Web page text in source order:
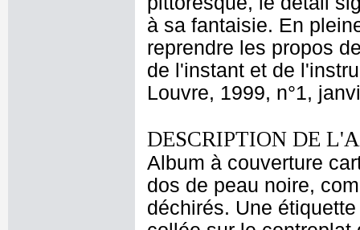
à sa fantaisie. En
reprendre les propos
de l'instant et de
Louvre, 1999, n°1,
DESCRIPTION DE
Album à couverture
dos de peau noire,
déchirés. Une